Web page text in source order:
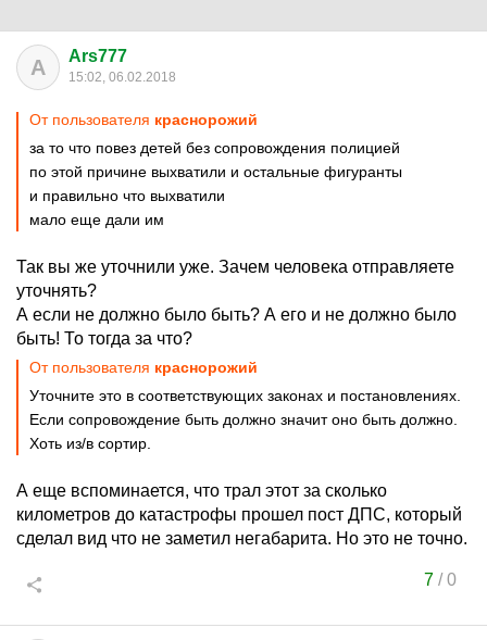
A Ars777
15:02, 06.02.2018
От пользователя краснорожий
за то что повез детей без сопровождения полицией
по этой причине выхватили и остальные фигуранты
и правильно что выхватили
мало еще дали им
Так вы же уточнили уже. Зачем человека отправляете
уточнять?
А если не должно было быть? А его и не должно было
быть! То тогда за что?
От пользователя краснорожий
Уточните это в соответствующих законах и постановлениях.
Если сопровождение быть должно значит оно быть должно.
Хоть из/в сортир.
А еще вспоминается, что трал этот за сколько
километров до катастрофы прошел пост ДПС, который
сделал вид что не заметил негабарита. Но это не точно.
7/0